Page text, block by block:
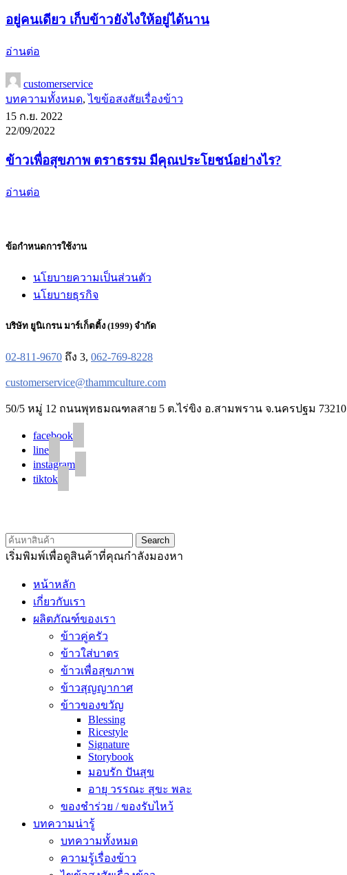
อยู่คนเดียว เก็บข้าวยังไงให้อยู่ได้นาน
อ่านต่อ
customerservice
บทความทั้งหมด,ไขข้อสงสัยเรื่องข้าว
15 ก.ย. 2022
22/09/2022
ข้าวเพื่อสุขภาพ ตราธรรม มีคุณประโยชน์อย่างไร?
อ่านต่อ
ข้อกำหนดการใช้งาน
นโยบายความเป็นส่วนตัว
นโยบายธุรกิจ
บริษัท ยูนิเกรน มาร์เก็ตติ้ง (1999) จำกัด
02-811-9670 ถึง 3, 062-769-8228
customerservice@thammculture.com
50/5 หมู่ 12 ถนนพุทธมณฑลสาย 5 ต.ไร่ขิง อ.สามพราน จ.นครปฐม 73210
facebook
line
instagram
tiktok
Search
เริ่มพิมพ์เพื่อดูสินค้าที่คุณกำลังมองหา
หน้าหลัก
เกี่ยวกับเรา
ผลิตภัณฑ์ของเรา
ข้าวคู่ครัว
ข้าวใส่บาตร
ข้าวเพื่อสุขภาพ
ข้าวสุญญากาศ
ข้าวของขวัญ
Blessing
Ricestyle
Signature
Storybook
มอบรัก ปันสุข
อายุ วรรณะ สุขะ พละ
ของชำร่วย / ของรับไหว้
บทความน่ารู้
บทความทั้งหมด
ความรู้เรื่องข้าว